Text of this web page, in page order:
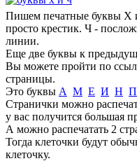
Пишем печатные буквы Х
просто крестик. Ч -
линии.
Еще две буквы к
Вы можете пройти по
страницы.
Это буквы А М Е И Н П
Странички можно
у вас получится большая
А можно распечатать 2
Тогда клеточки будут
клеточку.